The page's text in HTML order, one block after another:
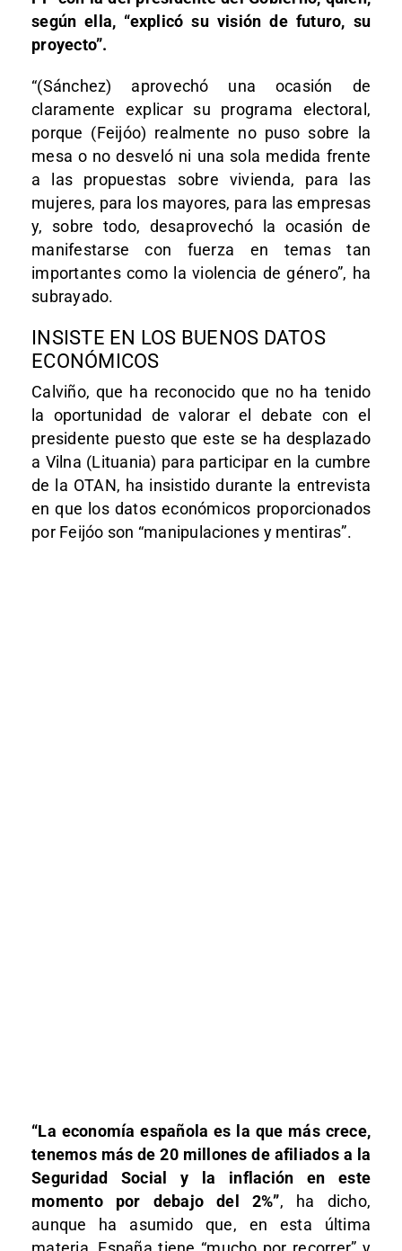
según ella, “explicó su visión de futuro, su
proyecto”.
“(Sánchez) aprovechó una ocasión de
claramente explicar su programa electoral,
porque (Feijóo) realmente no puso sobre la
mesa o no desveló ni una sola medida frente
a las propuestas sobre vivienda, para las
mujeres, para los mayores, para las empresas
y, sobre todo, desaprovechó la ocasión de
manifestarse con fuerza en temas tan
importantes como la violencia de género”, ha
subrayado.
INSISTE EN LOS BUENOS DATOS
ECONÓMICOS
Calviño, que ha reconocido que no ha tenido
la oportunidad de valorar el debate con el
presidente puesto que este se ha desplazado
a Vilna (Lituania) para participar en la cumbre
de la OTAN, ha insistido durante la entrevista
en que los datos económicos proporcionados
por Feijóo son “manipulaciones y mentiras”.
“La economía española es la que más crece,
tenemos más de 20 millones de afiliados a la
Seguridad Social y la inflación en este
momento por debajo del 2%”, ha dicho,
aunque ha asumido que, en esta última